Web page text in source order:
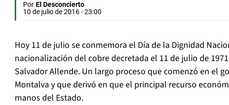
Por El Desconcierto
10 de julio de 2016 - 23:00
Hoy 11 de julio se conmemora el Día de la Dignidad
nacionalización del cobre decretada el 11 de julio de
Salvador Allende. Un largo proceso que comenzó en el
Montalva y que derivó en que el principal recurso
manos del Estado.